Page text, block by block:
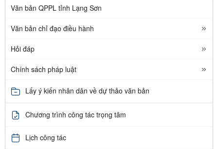
Văn bản QPPL tỉnh Lạng Sơn
Văn bản chỉ đạo điều hành
Hỏi đáp
Chính sách pháp luật
Lấy ý kiến nhân dân về dự thảo văn bản
Chương trình công tác trọng tâm
Lịch công tác